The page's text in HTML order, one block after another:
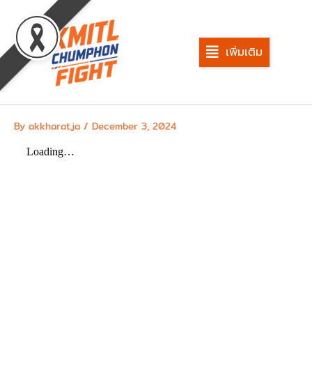
content
เพิ่มเติม
By akkharat.ja / December 3, 2024